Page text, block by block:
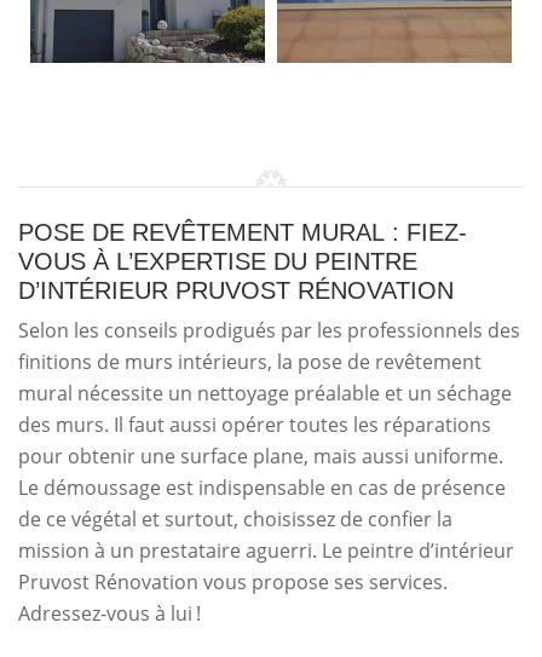
POSE DE REVÊTEMENT MURAL : FIEZ-
VOUS À L’EXPERTISE DU PEINTRE
D’INTÉRIEUR PRUVOST RÉNOVATION
Selon les conseils prodigués par les professionnels des
finitions de murs intérieurs, la pose de revêtement
mural nécessite un nettoyage préalable et un séchage
des murs. Il faut aussi opérer toutes les réparations
pour obtenir une surface plane, mais aussi uniforme.
Le démoussage est indispensable en cas de présence
de ce végétal et surtout, choisissez de confier la
mission à un prestataire aguerri. Le peintre d’intérieur
Pruvost Rénovation vous propose ses services.
Adressez-vous à lui !